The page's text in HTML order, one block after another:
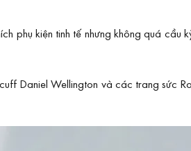
phụ kiện tinh tế nhưng không quá
Daniel Wellington và các trang sức